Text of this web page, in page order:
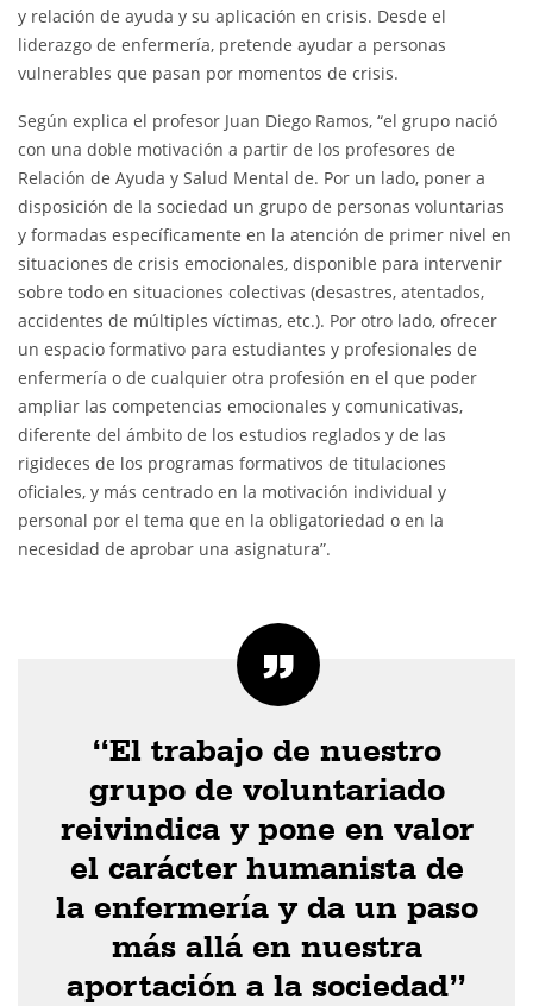
y relación de ayuda y su aplicación en crisis. Desde el
liderazgo de enfermería, pretende ayudar a personas
vulnerables que pasan por momentos de crisis.
Según explica el profesor Juan Diego Ramos, “el grupo nació
con una doble motivación a partir de los profesores de
Relación de Ayuda y Salud Mental de. Por un lado, poner a
disposición de la sociedad un grupo de personas voluntarias
y formadas específicamente en la atención de primer nivel en
situaciones de crisis emocionales, disponible para intervenir
sobre todo en situaciones colectivas (desastres, atentados,
accidentes de múltiples víctimas, etc.). Por otro lado, ofrecer
un espacio formativo para estudiantes y profesionales de
enfermería o de cualquier otra profesión en el que poder
ampliar las competencias emocionales y comunicativas,
diferente del ámbito de los estudios reglados y de las
rigideces de los programas formativos de titulaciones
oficiales, y más centrado en la motivación individual y
personal por el tema que en la obligatoriedad o en la
necesidad de aprobar una asignatura”.
“El trabajo de nuestro
grupo de voluntariado
reivindica y pone en valor
el carácter humanista de
la enfermería y da un paso
más allá en nuestra
aportación a la sociedad”